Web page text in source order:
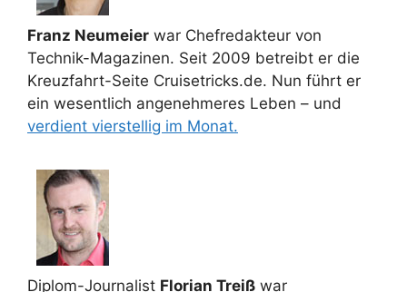
Franz Neumeier war Chefredakteur von
Technik-Magazinen. Seit 2009 betreibt er die
Kreuzfahrt-Seite Cruisetricks.de. Nun führt er
ein wesentlich angenehmeres Leben – und
verdient vierstellig im Monat.
Diplom-Journalist Florian Treiß war